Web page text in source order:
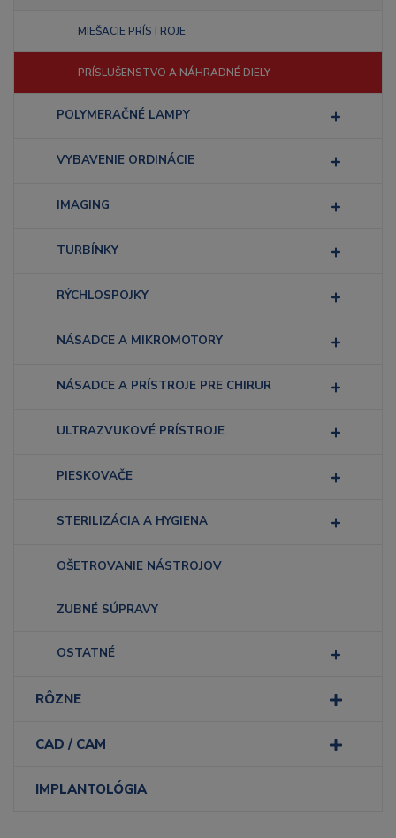
MIEŠACIE PRÍSTROJE
PRÍSLUŠENSTVO A NÁHRADNÉ DIELY
POLYMERAČNÉ LAMPY
VYBAVENIE ORDINÁCIE
IMAGING
TURBÍNKY
RÝCHLOSPOJKY
NÁSADCE A MIKROMOTORY
NÁSADCE A PRÍSTROJE PRE CHIRUR
ULTRAZVUKOVÉ PRÍSTROJE
PIESKOVAČE
STERILIZÁCIA A HYGIENA
OŠETROVANIE NÁSTROJOV
ZUBNÉ SÚPRAVY
OSTATNÉ
RÔZNE
CAD / CAM
IMPLANTOLÓGIA